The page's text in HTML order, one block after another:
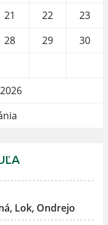
21 22
23
28 29
30
Lok, Ondrejo